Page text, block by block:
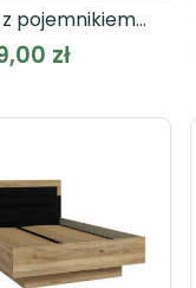
z pojemnikiem
JLTL2162
zł